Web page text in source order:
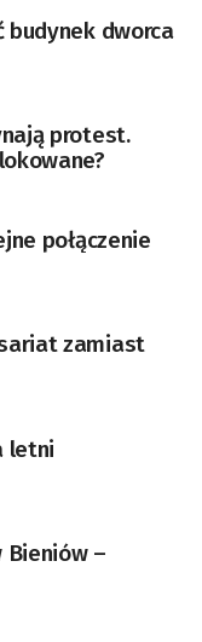
budynek dworca
protest.
połączenie
zamiast
letni
Bieniów –